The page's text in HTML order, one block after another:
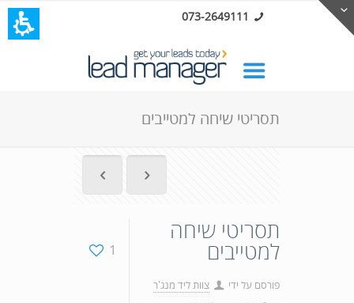
073-2649111
תסריטי שיחה למטייבים
1
תסריטי שיחה
למטייבים
פורסם על ידי
צוות ליד מנג'ר